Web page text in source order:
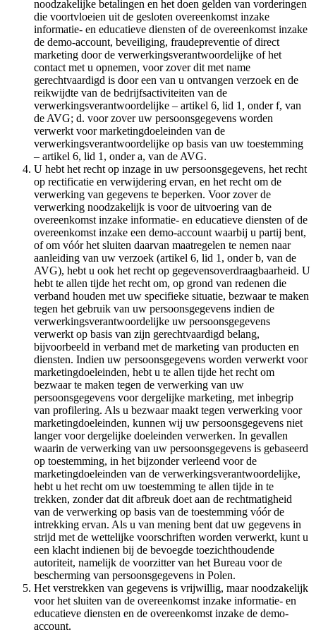
noodzakelijke betalingen en het doen gelden van vorderingen
die voortvloeien uit de gesloten overeenkomst inzake
informatie- en educatieve diensten of de overeenkomst inzake
de demo-account, beveiliging, fraudepreventie of direct
marketing door de verwerkingsverantwoordelijke of het
contact met u opnemen, voor zover dit met name
gerechtvaardigd is door een van u ontvangen verzoek en de
reikwijdte van de bedrijfsactiviteiten van de
verwerkingsverantwoordelijke – artikel 6, lid 1, onder f, van
de AVG; d. voor zover uw persoonsgegevens worden
verwerkt voor marketingdoeleinden van de
verwerkingsverantwoordelijke op basis van uw toestemming
– artikel 6, lid 1, onder a, van de AVG.
U hebt het recht op inzage in uw persoonsgegevens, het recht
op rectificatie en verwijdering ervan, en het recht om de
verwerking van gegevens te beperken. Voor zover de
verwerking noodzakelijk is voor de uitvoering van de
overeenkomst inzake informatie- en educatieve diensten of de
overeenkomst inzake een demo-account waarbij u partij bent,
of om vóór het sluiten daarvan maatregelen te nemen naar
aanleiding van uw verzoek (artikel 6, lid 1, onder b, van de
AVG), hebt u ook het recht op gegevensoverdraagbaarheid. U
hebt te allen tijde het recht om, op grond van redenen die
verband houden met uw specifieke situatie, bezwaar te maken
tegen het gebruik van uw persoonsgegevens indien de
verwerkingsverantwoordelijke uw persoonsgegevens
verwerkt op basis van zijn gerechtvaardigd belang,
bijvoorbeeld in verband met de marketing van producten en
diensten. Indien uw persoonsgegevens worden verwerkt voor
marketingdoeleinden, hebt u te allen tijde het recht om
bezwaar te maken tegen de verwerking van uw
persoonsgegevens voor dergelijke marketing, met inbegrip
van profilering. Als u bezwaar maakt tegen verwerking voor
marketingdoeleinden, kunnen wij uw persoonsgegevens niet
langer voor dergelijke doeleinden verwerken. In gevallen
waarin de verwerking van uw persoonsgegevens is gebaseerd
op toestemming, in het bijzonder verleend voor de
marketingdoeleinden van de verwerkingsverantwoordelijke,
hebt u het recht om uw toestemming te allen tijde in te
trekken, zonder dat dit afbreuk doet aan de rechtmatigheid
van de verwerking op basis van de toestemming vóór de
intrekking ervan. Als u van mening bent dat uw gegevens in
strijd met de wettelijke voorschriften worden verwerkt, kunt u
een klacht indienen bij de bevoegde toezichthoudende
autoriteit, namelijk de voorzitter van het Bureau voor de
bescherming van persoonsgegevens in Polen.
Het verstrekken van gegevens is vrijwillig, maar noodzakelijk
voor het sluiten van de overeenkomst inzake informatie- en
educatieve diensten en de overeenkomst inzake de demo-
account.